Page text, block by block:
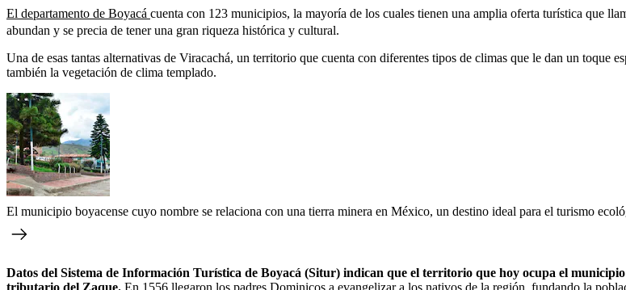
El departamento de Boyacá cuenta con 123 municipios, la mayoría de los cuales tienen una amplia oferta turística que
abundan y se precia de tener una gran riqueza histórica y cultural.
Una de esas tantas alternativas de Viracachá, un territorio que cuenta con diferentes tipos de climas que le dan un
también la vegetación de clima templado.
El municipio boyacense cuyo nombre se relaciona con una tierra minera en México, un destino ideal para el turismo
Datos del Sistema de Información Turística de Boyacá (Situr) indican que el territorio que hoy ocupa el
tributario del Zaque. En 1556 llegaron los padres Dominicos a evangelizar a los nativos de la región, fundando la